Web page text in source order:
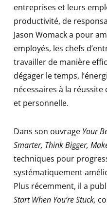
entreprises et leurs
productivité, de
Jason Womack a pour
employés, les chefs
travailler de manière
dégager le temps,
nécessaires à la
et personnelle.
Dans son ouvrage Your
Smarter, Think Bigger,
techniques pour
systématiquement
Plus récemment, il a
Start When You’re Stuck,